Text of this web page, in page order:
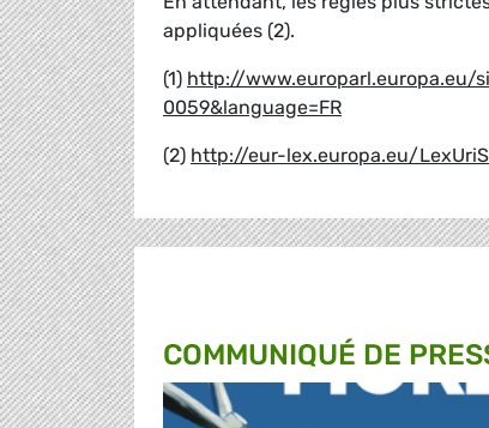
appliquées (2).
(1) http://www.europarl.europa.eu/
0059&language=FR
(2) http://eur-lex.europa.eu/
COMMUNIQUÉ DE